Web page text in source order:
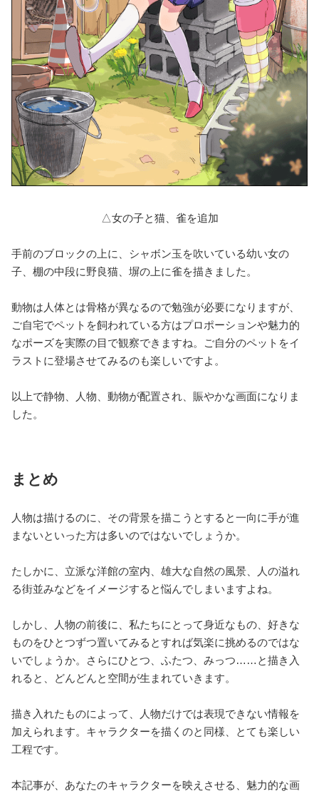
△女の子と猫、雀を追加
手前のブロックの上に、シャボン玉を吹いている幼い女の
子、棚の中段に野良猫、塀の上に雀を描きました。
動物は人体とは骨格が異なるので勉強が必要になりますが、
ご自宅でペットを飼われている方はプロポーションや魅力的
なポーズを実際の目で観察できますね。ご自分のペットをイ
ラストに登場させてみるのも楽しいですよ。
以上で静物、人物、動物が配置され、賑やかな画面になりま
した。
まとめ
人物は描けるのに、その背景を描こうとすると一向に手が進
まないといった方は多いのではないでしょうか。
たしかに、立派な洋館の室内、雄大な自然の風景、人の溢れ
る街並みなどをイメージすると悩んでしまいますよね。
しかし、人物の前後に、私たちにとって身近なもの、好きな
ものをひとつずつ置いてみるとすれば気楽に挑めるのではな
いでしょうか。さらにひとつ、ふたつ、みっつ……と描き入
れると、どんどんと空間が生まれていきます。
描き入れたものによって、人物だけでは表現できない情報を
加えられます。キャラクターを描くのと同様、とても楽しい
工程です。
本記事が、あなたのキャラクターを映えさせる、魅力的な画